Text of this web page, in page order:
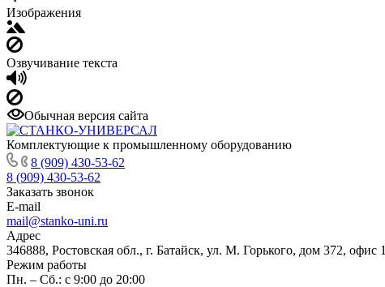
Изображения
Озвучивание текста
Обычная версия сайта
Комплектующие к промышленному оборудованию
8 (909) 430-53-62
8 (909) 430-53-62
Заказать звонок
E-mail
mail@stanko-uni.ru
Адрес
346888, Ростовская обл., г. Батайск, ул. М. Горького, дом 372, офис 1
Режим работы
Пн. – Сб.: с 9:00 до 20:00